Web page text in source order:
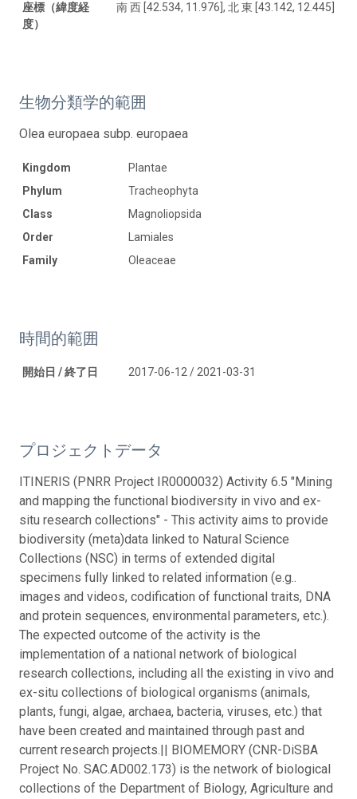
座標（緯度経
度）
南 西 [42.534, 11.976], 北 東 [43.142, 12.445]
生物分類学的範囲
Olea europaea subp. europaea
Kingdom
Plantae
Phylum
Tracheophyta
Class
Magnoliopsida
Order
Lamiales
Family
Oleaceae
時間的範囲
開始日 / 終了日 2017-06-12 / 2021-03-31
プロジェクトデータ
ITINERIS (PNRR Project IR0000032) Activity 6.5 "Mining
and mapping the functional biodiversity in vivo and ex-
situ research collections" - This activity aims to provide
biodiversity (meta)data linked to Natural Science
Collections (NSC) in terms of extended digital
specimens fully linked to related information (e.g..
images and videos, codification of functional traits, DNA
and protein sequences, environmental parameters, etc.).
The expected outcome of the activity is the
implementation of a national network of biological
research collections, including all the existing in vivo and
ex-situ collections of biological organisms (animals,
plants, fungi, algae, archaea, bacteria, viruses, etc.) that
have been created and maintained through past and
current research projects.|| BIOMEMORY (CNR-DiSBA
Project No. SAC.AD002.173) is the network of biological
collections of the Department of Biology, Agriculture and